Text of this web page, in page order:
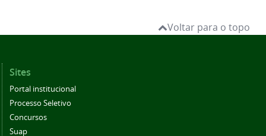
Voltar para o topo
Sites
Portal institucional
Processo Seletivo
Concursos
Suap